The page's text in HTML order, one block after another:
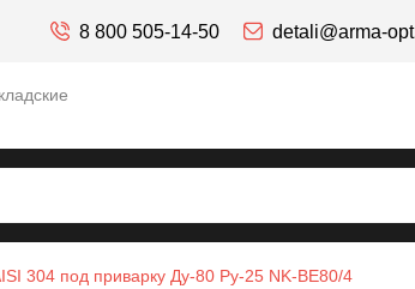
8 800 505-14-50 detali@arma-
304 под приварку Ду-80 Ру-25 NK-BE80/4